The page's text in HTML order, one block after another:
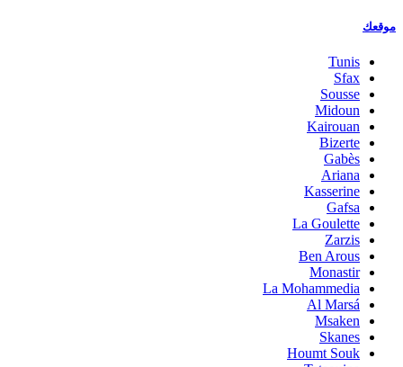
موقعك
Tunis
Sfax
Sousse
Midoun
Kairouan
Bizerte
Gabès
Ariana
Kasserine
Gafsa
La Goulette
Zarzis
Ben Arous
Monastir
La Mohammedia
Al Marsá
Msaken
Skanes
Houmt Souk